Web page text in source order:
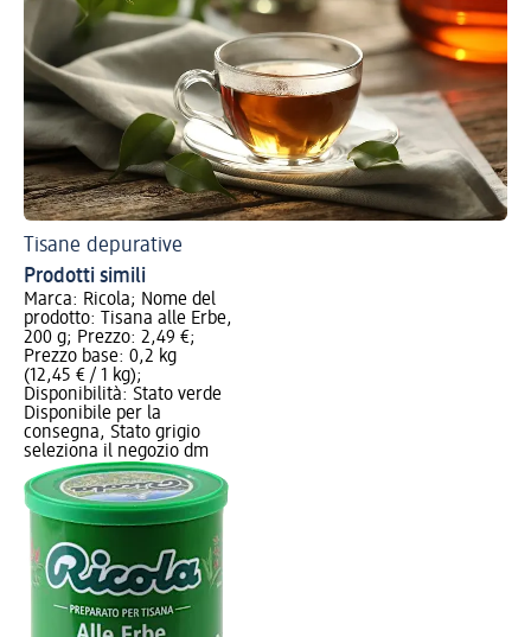
Tisane depurative
Prodotti simili
Marca: Ricola; Nome del
prodotto: Tisana alle Erbe,
200 g; Prezzo: 2,49 €;
Prezzo base: 0,2 kg
(12,45 € / 1 kg);
Disponibilità: Stato verde
Disponibile per la
consegna, Stato grigio
seleziona il negozio dm